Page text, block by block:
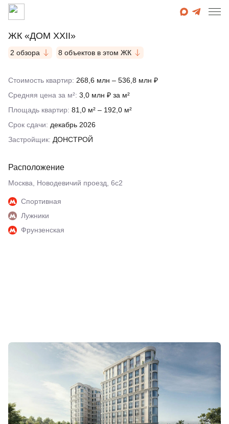
ЖК «ДОМ XXII»
2 обзора 8 объектов в этом ЖК
Стоимость квартир: 268,6 млн – 536,8 млн ₽
Средняя цена за м²: 3,0 млн ₽ за м²
Площадь квартир: 81,0 м² – 192,0 м²
Срок сдачи: декабрь 2026
Застройщик: ДОНСТРОЙ
Расположение
Москва, Новодевичий проезд, 6с2
Спортивная
Лужники
Фрунзенская